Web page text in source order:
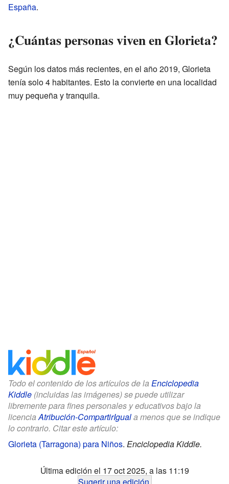
España.
¿Cuántas personas viven en Glorieta?
Según los datos más recientes, en el año 2019, Glorieta
tenía solo 4 habitantes. Esto la convierte en una localidad
muy pequeña y tranquila.
Todo el contenido de los artículos de la Enciclopedia
Kiddle (incluidas las imágenes) se puede utilizar
libremente para fines personales y educativos bajo la
licenciaAtribución-CompartirIguala menos que se indique
lo contrario. Citar este artículo:
Glorieta (Tarragona) para Niños. Enciclopedia Kiddle.
Última edición el 17 oct 2025, a las 11:19
Sugerir una edición